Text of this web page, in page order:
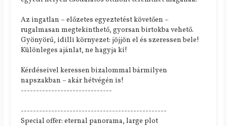
Az ingatlan – előzetes egyeztetést követően –
rugalmasan megtekinthető, gyorsan birtokba vehető.
Gyönyörű, idilli környezet: jöjjön el és szeressen bele!
Különleges ajánlat, ne hagyja ki!
Kérdéseivel keressen bizalommal bármilyen
napszakban – akár hétvégén is!
------------------------------
------------------------------------------------
Special offer: eternal panorama, large plot